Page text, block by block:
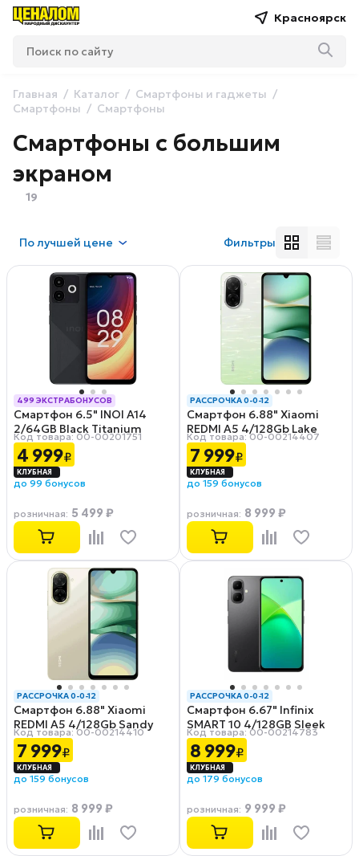
Красноярск
Главная Каталог
Смартфоны и гаджеты
Смартфоны
Смартфоны
Смартфоны с большим
экраном
19
Получшей цене Фильтры
499 ЭКСТРАБОНУСОВ
РАССРОЧКА 0-0-12
Смартфон 6.5" INOI A14
2/64GB Black Titanium
Код товара: 00-00201751
4 999₽
до 99 бонусов
розничная: 5 499 ₽
РАССРОЧКА 0-0-12
Смартфон 6.88" Xiaomi
REDMI A5 4/128Gb Lake
Green
Код товара: 00-00214407
7 999₽
до 159 бонусов
розничная: 8 999 ₽
РАССРОЧКА 0-0-12
Смартфон 6.88" Xiaomi
REDMI A5 4/128Gb Sandy
Gold
Код товара: 00-00214410
7 999₽
до 159 бонусов
розничная: 8 999 ₽
РАССРОЧКА 0-0-12
Смартфон 6.67" Infinix
SMART 10 4/128GB Sleek
Black
Код товара: 00-00214783
8 999₽
до 179 бонусов
розничная: 9 999 ₽